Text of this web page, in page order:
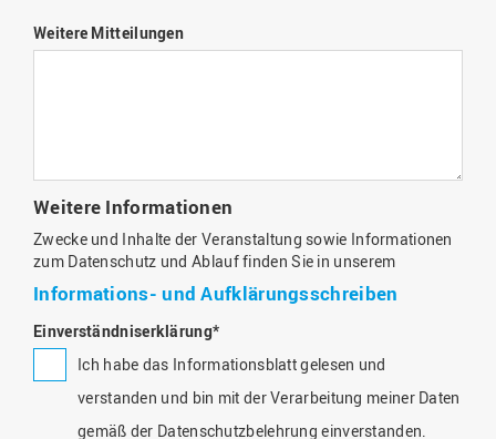
Weitere Mitteilungen
Weitere Informationen
Zwecke und Inhalte der Veranstaltung sowie Informationen
zum Datenschutz und Ablauf finden Sie in unserem
Informations- und Aufklärungsschreiben
Einverständniserklärung*
Ich habe das Informationsblatt gelesen und
verstanden und bin mit der Verarbeitung meiner Daten
gemäß der Datenschutzbelehrung einverstanden.